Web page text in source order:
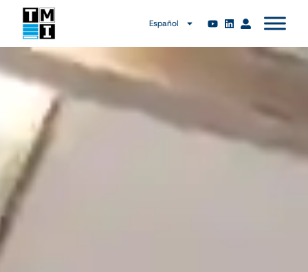
Español